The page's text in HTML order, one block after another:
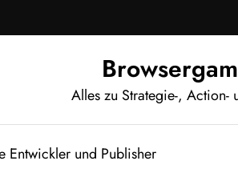
Alles zu Strategie-, Action-
Entwickler und Publisher